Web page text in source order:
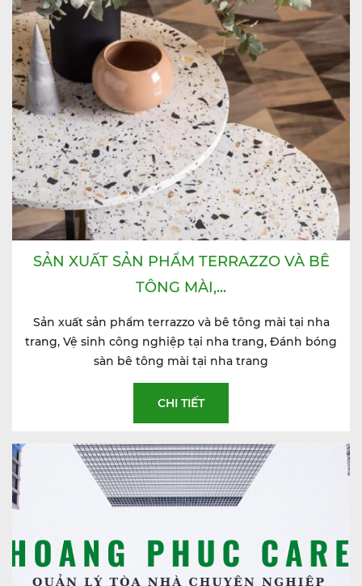
SẢN XUẤT SẢN PHẨM TERRAZZO VÀ BÊ
TÔNG MÀI,...
Sản xuất sản phẩm terrazzo và bê tông mài tại nha
trang, Vệ sinh công nghiệp tại nha trang, Đánh bóng
sàn bê tông mài tại nha trang
CHI TIẾT